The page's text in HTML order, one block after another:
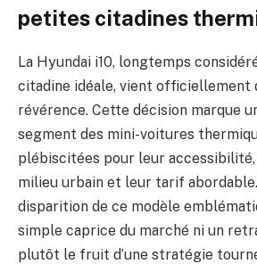
petites citadines
La Hyundai i10, longtemps
citadine idéale, vient officiellement
révérence. Cette décision marque
segment des mini-voitures
plébiscitées pour leur
milieu urbain et leur tarif
disparition de ce modèle
simple caprice du marché ni un
plutôt le fruit d’une stratégie